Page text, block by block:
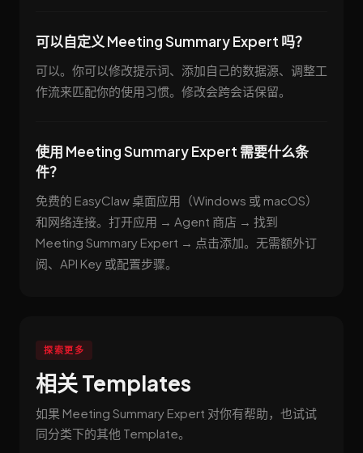
可以自定义 Meeting Summary Expert 吗？
可以。你可以修改提示词、添加自己的数据源、调整工
作流来匹配你的使用习惯。修改会跨会话保留。
使用 Meeting Summary Expert 需要什么条
件？
免费的 EasyClaw 桌面应用（Windows 或 macOS）
和网络连接。打开应用 → Agent 商店 → 找到
Meeting Summary Expert → 点击添加。无需额外订
阅、API Key 或配置步骤。
探索更多
相关 Templates
如果 Meeting Summary Expert 对你有帮助，也试试
同分类下的其他 Template。